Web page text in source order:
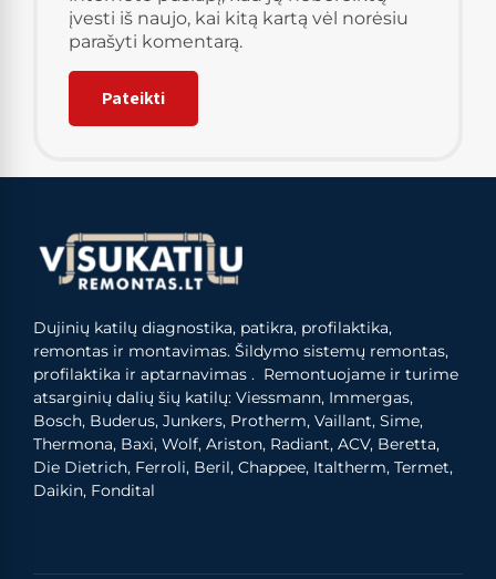
įvesti iš naujo, kai kitą kartą vėl norėsiu
parašyti komentarą.
Dujinių katilų diagnostika, patikra, profilaktika,
remontas ir montavimas. Šildymo sistemų remontas,
profilaktika ir aptarnavimas . Remontuojame ir turime
atsarginių dalių šių katilų: Viessmann, Immergas,
Bosch, Buderus, Junkers, Protherm, Vaillant, Sime,
Thermona, Baxi, Wolf, Ariston, Radiant, ACV, Beretta,
Die Dietrich, Ferroli, Beril, Chappee, Italtherm, Termet,
Daikin, Fondital